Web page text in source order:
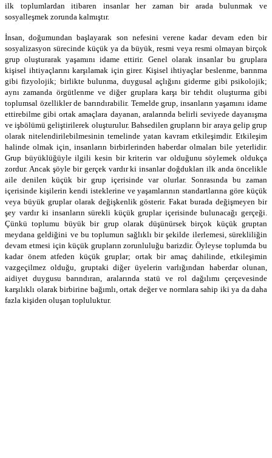
ilk toplumlardan itibaren insanlar her zaman bir arada bulunmak ve
sosyalleşmek zorunda kalmıştır.
İnsan, doğumundan başlayarak son nefesini verene kadar devam eden bir
sosyalizasyon sürecinde küçük ya da büyük, resmi veya resmi olmayan birçok
grup oluşturarak yaşamını idame ettirir. Genel olarak insanlar bu gruplara
kişisel ihtiyaçlarını karşılamak için girer. Kişisel ihtiyaçlar beslenme, barınma
gibi fizyolojik; birlikte bulunma, duygusal açlığını giderme gibi psikolojik;
aynı zamanda örgütlenme ve diğer gruplara karşı bir tehdit oluşturma gibi
toplumsal özellikler de barındırabilir. Temelde grup, insanların yaşamını idame
ettirebilme gibi ortak amaçlara dayanan, aralarında belirli seviyede dayanışma
ve işbölümü geliştirilerek oluşturulur. Bahsedilen grupların bir araya gelip grup
olarak nitelendirilebilmesinin temelinde yatan kavram etkileşimdir. Etkileşim
halinde olmak için, insanların birbirlerinden haberdar olmaları bile yeterlidir.
Grup büyüklüğüyle ilgili kesin bir kriterin var olduğunu söylemek oldukça
zordur. Ancak şöyle bir gerçek vardır ki insanlar doğdukları ilk anda öncelikle
aile denilen küçük bir grup içerisinde var olurlar. Sonrasında bu zaman
içerisinde kişilerin kendi isteklerine ve yaşamlarının standartlarına göre küçük
veya büyük gruplar olarak değişkenlik gösterir. Fakat burada değişmeyen bir
şey vardır ki insanların sürekli küçük gruplar içerisinde bulunacağı gerçeği.
Çünkü toplumu büyük bir grup olarak düşünürsek birçok küçük gruptan
meydana geldiğini ve bu toplumun sağlıklı bir şekilde ilerlemesi, sürekliliğin
devam etmesi için küçük grupların zorunluluğu barizdir. Öyleyse toplumda bu
kadar önem atfeden küçük gruplar; ortak bir amaç dahilinde, etkileşimin
vazgeçilmez olduğu, gruptaki diğer üyelerin varlığından haberdar olunan,
aidiyet duygusu barındıran, aralarında statü ve rol dağılımı çerçevesinde
karşılıklı olarak birbirine bağımlı, ortak değer ve normlara sahip iki ya da daha
fazla kişiden oluşan topluluktur.